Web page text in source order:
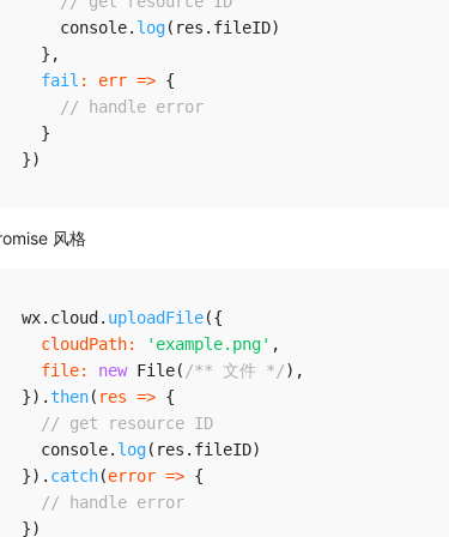
    console
. log( res . fileID)
} ,
fail : err => {
// handle error
}
})
风格
wx. cloud . uploadFile({
cloudPath: 'example.png' ,
file: new File( /** 文件 */) ,
}) .then( res => {
// get resource ID
  console
. log( res . fileID)
}) . catch(error => {
// handle error
})